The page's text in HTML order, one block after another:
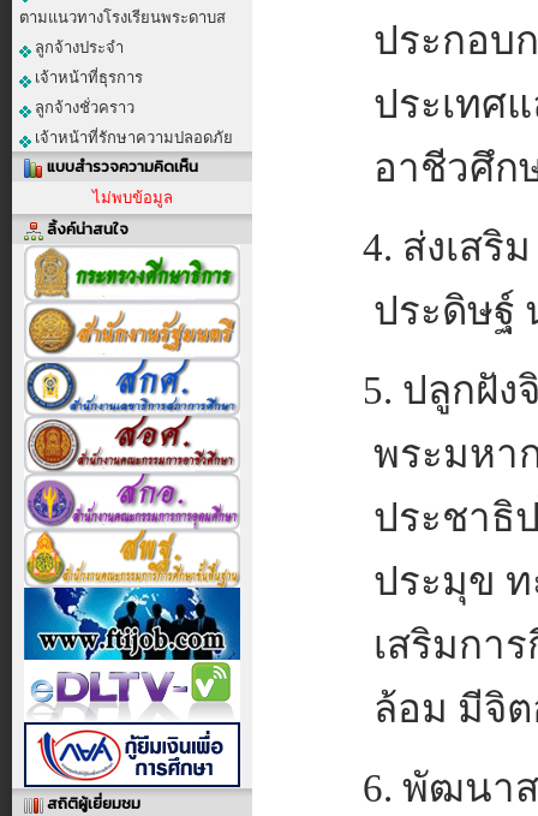
ตามแนวทางโรงเรียนพระดาบส
ลูกจ้างประจำ
เจ้าหน้าที่ธุรการ
ลูกจ้างชั่วคราว
เจ้าหน้าที่รักษาความปลอดภัย
แบบสำรวจความคิดเห็น
ไม่พบข้อมูล
ลิ้งค์น่าสนใจ
สถิติผู้เยี่ยมชม
ประกอบ
ประเทศ
อาชีวศึก
4. ส่งเส
ประดิษฐ์
5. ปลูกฝั
พระมหา
ประชาธิ
ประมุข
เสริมกา
ล้อม มีจิ
6. พัฒนา